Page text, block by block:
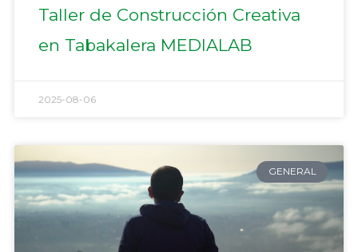
Taller de Construcción Creativa
en Tabakalera MEDIALAB
2025-08-06
GENERAL